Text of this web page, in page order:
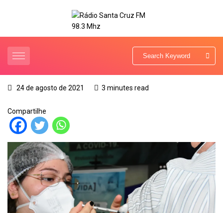
24 de agosto de 2021 3 minutes read
Compartilhe